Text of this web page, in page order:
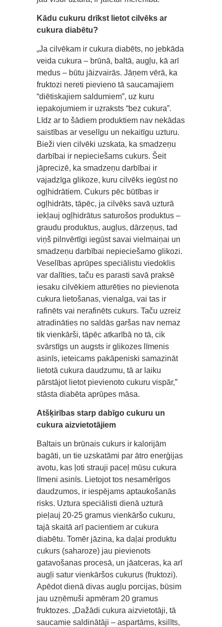
Kādu cukuru drīkst lietot cilvēks ar
cukura diabētu?
„Ja cilvēkam ir cukura diabēts, no jebkāda
veida cukura – brūnā, baltā, augļu, kā arī
medus – būtu jāizvairās. Jāņem vērā, ka
fruktozi nereti pievieno tā saucamajiem
“diētiskajiem saldumiem”, uz kuru
iepakojumiem ir uzraksts “bez cukura”.
Līdz ar to šādiem produktiem nav nekādas
saistības ar veselīgu un nekaitīgu uzturu.
Bieži vien cilvēki uzskata, ka smadzeņu
darbībai ir nepieciešams cukurs. Šeit
jāprecizē, ka smadzeņu darbībai ir
vajadzīga glikoze, kuru cilvēks iegūst no
ogļhidrātiem. Cukurs pēc būtības ir
ogļhidrāts, tāpēc, ja cilvēks savā uzturā
iekļauj ogļhidrātus saturošos produktus –
graudu produktus, augļus, dārzeņus, tad
viņš pilnvērtīgi iegūst savai vielmaiņai un
smadzeņu darbībai nepieciešamo glikozi.
Veselības aprūpes speciālistu viedoklis
var dalīties, taču es parasti savā praksē
iesaku cilvēkiem atturēties no pievienota
cukura lietošanas, vienalga, vai tas ir
rafinēts vai nerafinēts cukurs. Taču uzreiz
atradināties no saldās garšas nav nemaz
tik vienkārši, tāpēc atkarībā no tā, cik
svārstīgs un augsts ir glikozes līmenis
asinīs, ieteicams pakāpeniski samazināt
lietotā cukura daudzumu, tā ar laiku
pārstājot lietot pievienoto cukuru vispār,”
stāsta diabēta aprūpes māsa.
Atšķirības starp dabīgo cukuru un
cukura aizvietotājiem
Baltais un brūnais cukurs ir kalorijām
bagāti, un tie uzskatāmi par ātro enerģijas
avotu, kas ļoti strauji paceļ mūsu cukura
līmeni asinīs. Lietojot tos nesamērīgos
daudzumos, ir iespējams aptaukošanās
risks. Uztura speciālisti dienā uzturā
pieļauj 20-25 gramus vienkāršo cukuru,
tajā skaitā arī pacientiem ar cukura
diabētu. Tomēr jāzina, ka daļai produktu
cukurs (saharoze) jau pievienots
gatavošanas procesā, un jāatceras, ka arī
augļi satur vienkāršos cukurus (fruktozi).
Apēdot dienā divas augļu porcijas, būsim
jau uzņēmuši apmēram 20 gramus
fruktozes. „Dažādi cukura aizvietotāji, tā
saucamie saldinātāji – aspartāms, ksilīts,